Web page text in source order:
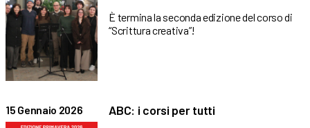
È termina la seconda edizione del corso di
“Scrittura creativa”!
15 Gennaio 2026 ABC: i corsi per tutti